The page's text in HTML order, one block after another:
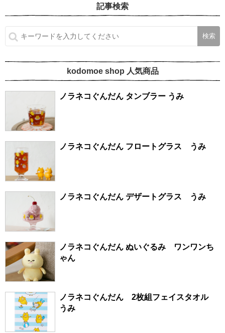
記事検索
kodomoe shop 人気商品
ノラネコぐんだん タンブラー うみ
ノラネコぐんだん フロートグラス うみ
ノラネコぐんだん デザートグラス うみ
ノラネコぐんだん ぬいぐるみ ワンワンち
ゃん
ノラネコぐんだん 2枚組フェイスタオル
うみ